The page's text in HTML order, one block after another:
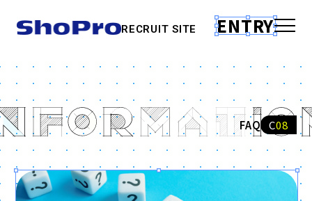
RECRUIT SITE ENTRY
ルボイス
働く環境
FAQ
ENTRY
FAQ C08